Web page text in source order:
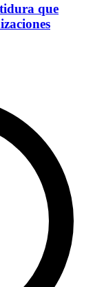
que